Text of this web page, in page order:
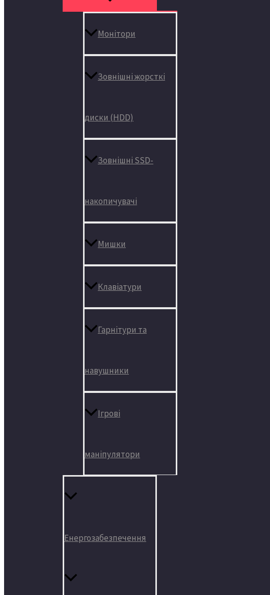
Монітори
Зовнішні жорсткі
диски (HDD)
Зовнішні SSD-
накопичувачі
Мишки
Клавіатури
Гарнітури та
навушники
Ігрові
маніпулятори
Енергозабезпечення